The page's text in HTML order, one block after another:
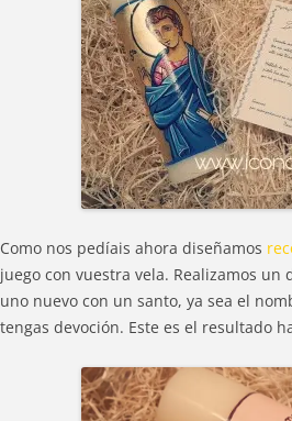
Como nos pedíais ahora diseñamos
juego con vuestra vela. Realizamos un
uno nuevo con un santo, ya sea el
tengas devoción. Este es el resultado